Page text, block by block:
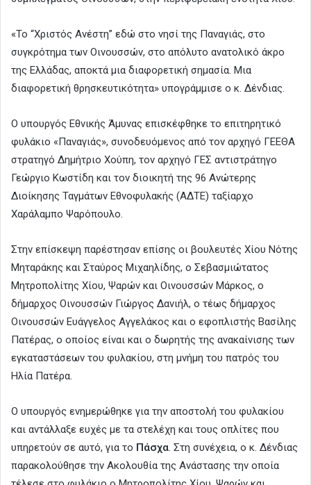
«Το “Χριστός Ανέστη” εδώ στο νησί της Παναγιάς, στο
συγκρότημα των Οινουσσών, στο απόλυτο ανατολικό άκρο
της Ελλάδας, αποκτά μια διαφορετική σημασία. Μια
διαφορετική θρησκευτικότητα» υπογράμμισε ο κ. Δένδιας.
Ο υπουργός Εθνικής Άμυνας επισκέφθηκε το επιτηρητικό
φυλάκιο «Παναγιάς», συνοδευόμενος από τον αρχηγό ΓΕΕΘΑ
στρατηγό Δημήτριο Χούπη, τον αρχηγό ΓΕΣ αντιστράτηγο
Γεώργιο Κωστίδη και τον διοικητή της 96 Ανώτερης
Διοίκησης Ταγμάτων Εθνοφυλακής (ΑΔΤΕ) ταξίαρχο
Χαράλαμπο Ψαρόπουλο.
Στην επίσκεψη παρέστησαν επίσης οι βουλευτές Χίου Νότης
Μηταράκης και Σταύρος Μιχαηλίδης, ο Σεβασμιώτατος
Μητροπολίτης Χίου, Ψαρών και Οινουσσών Μάρκος, ο
δήμαρχος Οινουσσών Γιώργος Δανιήλ, ο τέως δήμαρχος
Οινουσσών Ευάγγελος Αγγελάκος και ο εφοπλιστής Βασίλης
Πατέρας, ο οποίος είναι και ο δωρητής της ανακαίνισης των
εγκαταστάσεων του φυλακίου, στη μνήμη του πατρός του
Ηλία Πατέρα.
Ο υπουργός ενημερώθηκε για την αποστολή του φυλακίου
και αντάλλαξε ευχές με τα στελέχη και τους οπλίτες που
υπηρετούν σε αυτό, για το Πάσχα. Στη συνέχεια, ο κ. Δένδιας
παρακολούθησε την Ακολουθία της Ανάστασης την οποία